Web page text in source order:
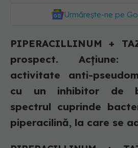
Urmărește-ne pe
PIPERACILLINUM +
prospect. Acțiune:
activitate anti-
cu un inhibitor de
spectrul cuprinde
piperacilină, la care se